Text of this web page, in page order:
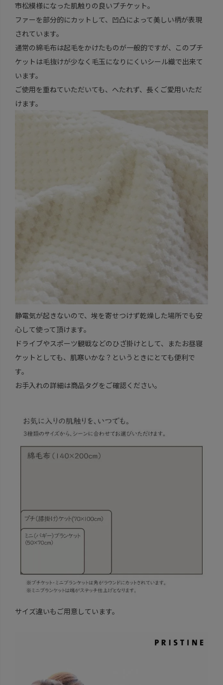
市松模様になった肌触りの良いプチケット。
ファーを部分的にカットして、凹凸によって美しい柄が表現
されています。
通常の綿毛布は起毛をかけたものが一般的ですが、このプチ
ケットは毛抜けが少なく毛玉になりにくいシール織で出来て
います。
ご使用を重ねていただいても、へたれず、長くご愛用いただ
けます。
静電気が起きないので、埃を寄せつけず乾燥した場所でも安
心して使って頂けます。
ドライブやスポーツ観戦などのひざ掛けとして、またお昼寝
ケットとしても、肌寒いかな？というときにとても便利で
す。
お手入れの詳細は商品タグをご確認ください。
サイズ違いもご用意しています。